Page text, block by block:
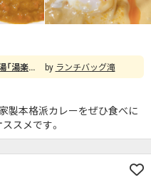
食事のおいしさに定評のあるスーパー銭湯「湯楽の里」で、お風呂上りに「黒カレーそば」の大盛りを注文。びっくりするほど大きい器で出てきます。 食べきれるか不安になるくらいでしたが、旨味たっぷりでほどほどの辛さ、とろっとした黒カレーのスープで食べるそばは、まさに「カレー好きのためのカレーそば」。量は多かったですが最後まで堪能し、スープも全部飲み干しました。 ちなみに同行した子供（幼児）は「お子さまカレー」を注文。セットで付いてくるアメリカンドッグをカレーにつけてカレー味にしたり、楽しんで食べていました。 ランチバッグ滝
製本格派カレーをぜひ食べに
スメです。